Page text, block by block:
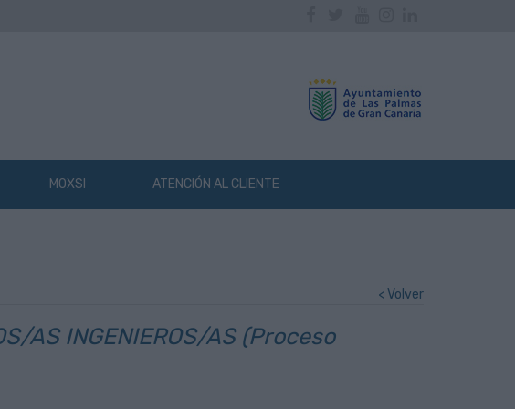
MOXSI ATENCIÓN AL CLIENTE
< Volver
AS INGENIEROS/AS (Proceso